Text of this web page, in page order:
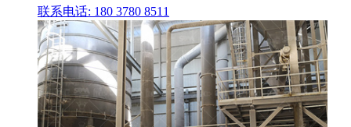
联系电话: 180 3780 8511